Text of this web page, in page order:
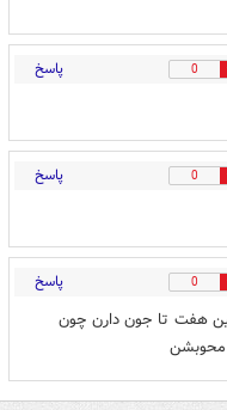
0 پاسخ
0 پاسخ
0 پاسخ
هفت تا جون دارن چون
محوبشن